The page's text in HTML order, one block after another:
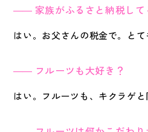
家族がふるさと納税して
はい。お父さんの税金で。とて
フルーツも大好き？
はい。フルーツも、キクラゲと